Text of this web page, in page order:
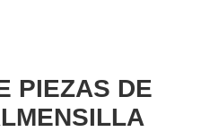
PIEZAS DE